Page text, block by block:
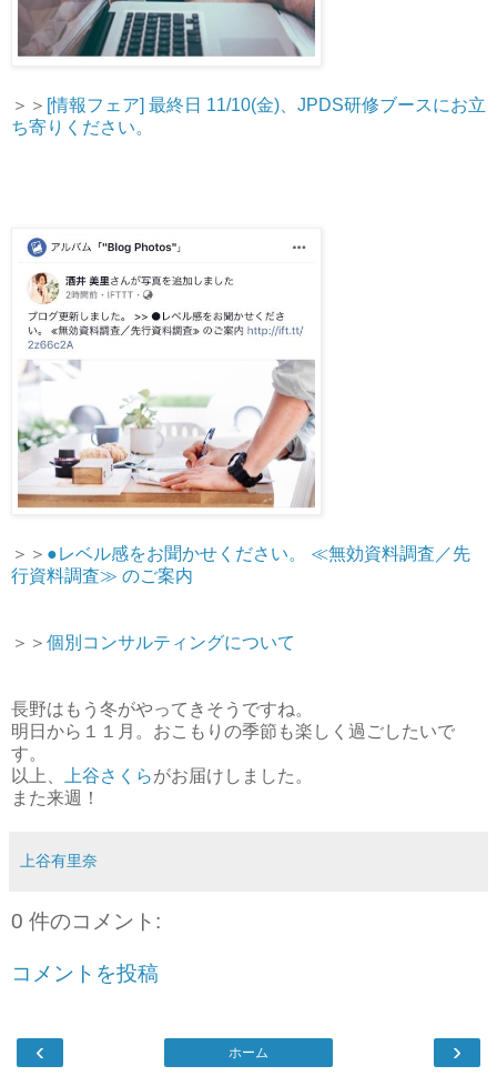
＞＞ [情報フェア] 最終日 11/10(金)、JPDS研修ブースにお立
ち寄りください。
＞＞ ●レベル感をお聞かせください。 ≪無効資料調査／先
行資料調査≫ のご案内
＞＞ 個別コンサルティングについて
長野はもう冬がやってきそうですね。
明日から１１月。おこもりの季節も楽しく過ごしたいで
す。
以上、
上谷さくらがお届けしました。
また来週！
上谷有里奈
0 件のコメント:
コメントを投稿
‹ ›
ホーム